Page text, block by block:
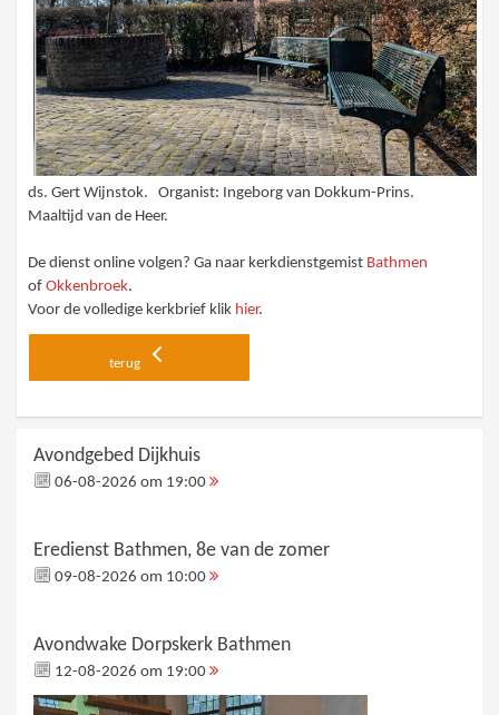
ds. Gert Wijnstok. Organist: Ingeborg van Dokkum-Prins.
Maaltijd van de Heer.
De dienst online volgen? Ga naar kerkdienstgemist Bathmen
ofOkkenbroek.
Voor de volledige kerkbrief klik hier.
terug
Avondgebed Dijkhuis
06-08-2026 om 19:00
Eredienst Bathmen, 8e van de zomer
09-08-2026 om 10:00
Avondwake Dorpskerk Bathmen
12-08-2026 om 19:00